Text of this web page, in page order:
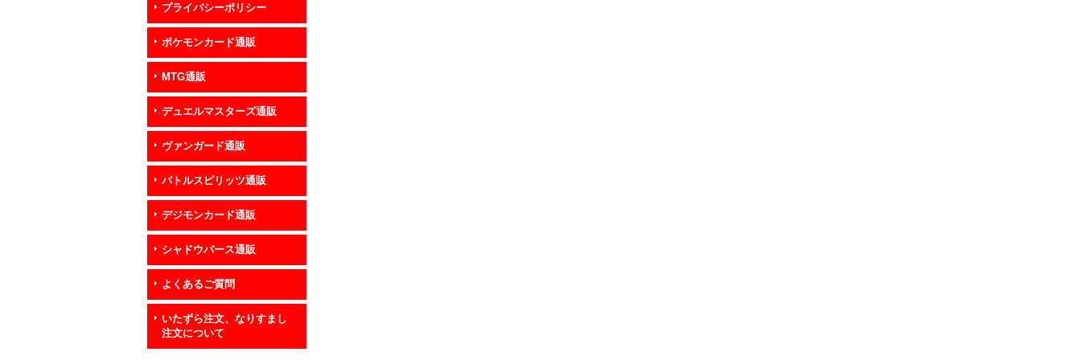
プライバシーポリシー
ポケモンカード通販
MTG通販
デュエルマスターズ通販
ヴァンガード通販
バトルスピリッツ通販
デジモンカード通販
シャドウバース通販
よくあるご質問
いたずら注文、なりすまし
注文について